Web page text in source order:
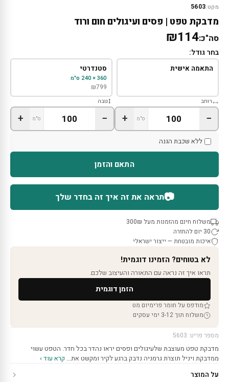
מקט:5603
מדבקת טפט | פסים ועיגולים חום ורוד
סה"כ:₪114
בחר גודל:
התאמה אישית סטנדרטי
360 × 240 ס"מ
₪799
רוחב
− ס"מ +
גובה
− ס"מ +
ללא שכבת הגנה
התאם והזמן
📷תראה את זה איך זה בחדר שלך
משלוח חינם מהזמנות מעל 300₪
30 יום להחזרה
איכות מובטחת — ייצור ישראלי
לא בטוחים? הזמינו דוגמית!
תראו איך זה נראה עם התאורה והעיצוב שלכם.
הזמן דוגמית
מודפס על חומר פרימיום מט
משלוח תוך 3-12 ימי עסקים
מספר פריט: 5603
מדבקת טפט מעוצבת שלעיגולים ופסים יראו נהדר בכל חדר. הטפט עשוי
ממדבקת ויניל תוצרת גרמניה נדבק ברגע לקיר ומקשט את… קרא עוד ›
על המוצר